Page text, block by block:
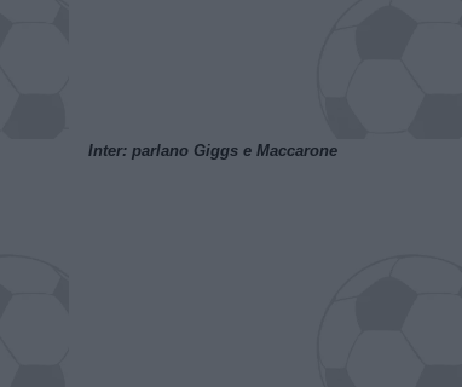
Inter: parlano Giggs e Maccarone